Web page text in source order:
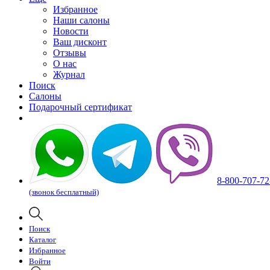
Избранное
Наши салоны
Новости
Ваш дисконт
Отзывы
О нас
Журнал
Поиск
Салоны
Подарочный сертификат
8-800-707-
(звонок бесплатный)
Поиск
Каталог
Избранное
Войти